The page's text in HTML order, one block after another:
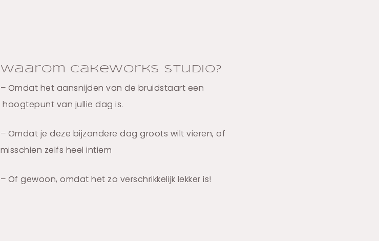
Waarom Cakeworks Studio?
– Omdat het aansnijden van de bruidstaart een
hoogtepunt van jullie dag is.
– Omdat je deze bijzondere dag groots wilt vieren, of
misschien zelfs heel intiem
– Of gewoon, omdat het zo verschrikkelijk lekker is!